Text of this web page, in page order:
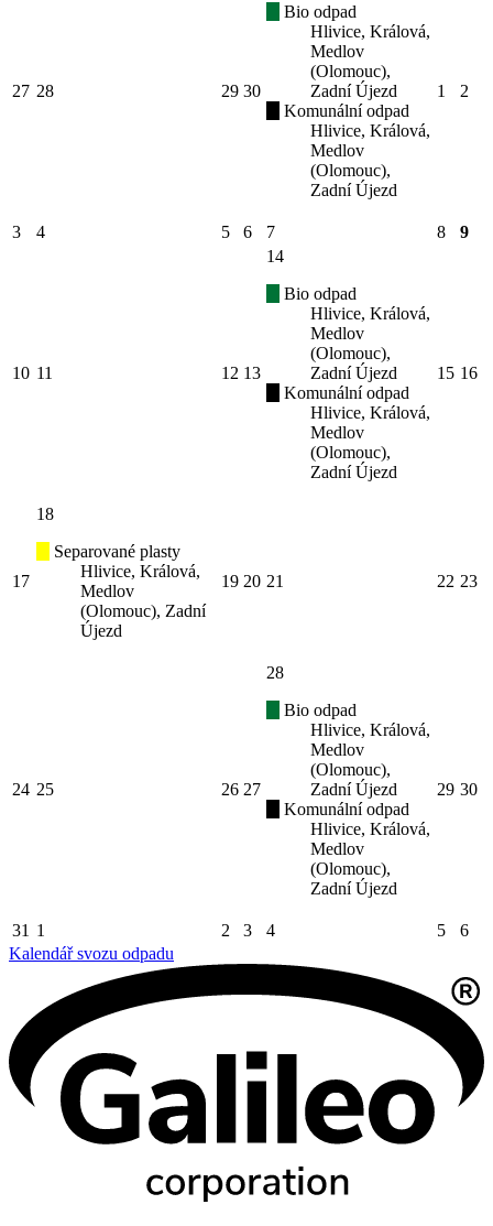
27 28 29 30
Bio odpad
Hlivice, Králová,
Medlov
(Olomouc),
Zadní Újezd
Komunální odpad
Hlivice, Králová,
Medlov
(Olomouc),
Zadní Újezd
1 2
3 4 5 6 7 8 9
10 11 12 13
14
Bio odpad
Hlivice, Králová,
Medlov
(Olomouc),
Zadní Újezd
Komunální odpad
Hlivice, Králová,
Medlov
(Olomouc),
Zadní Újezd
15 16
17
18
Separované plasty
Hlivice, Králová,
Medlov
(Olomouc), Zadní
Újezd
19 20 21 22 23
24 25 26 27
28
Bio odpad
Hlivice, Králová,
Medlov
(Olomouc),
Zadní Újezd
Komunální odpad
Hlivice, Králová,
Medlov
(Olomouc),
Zadní Újezd
29 30
31 1 2 3 4 5
6
Kalendář svozu odpadu